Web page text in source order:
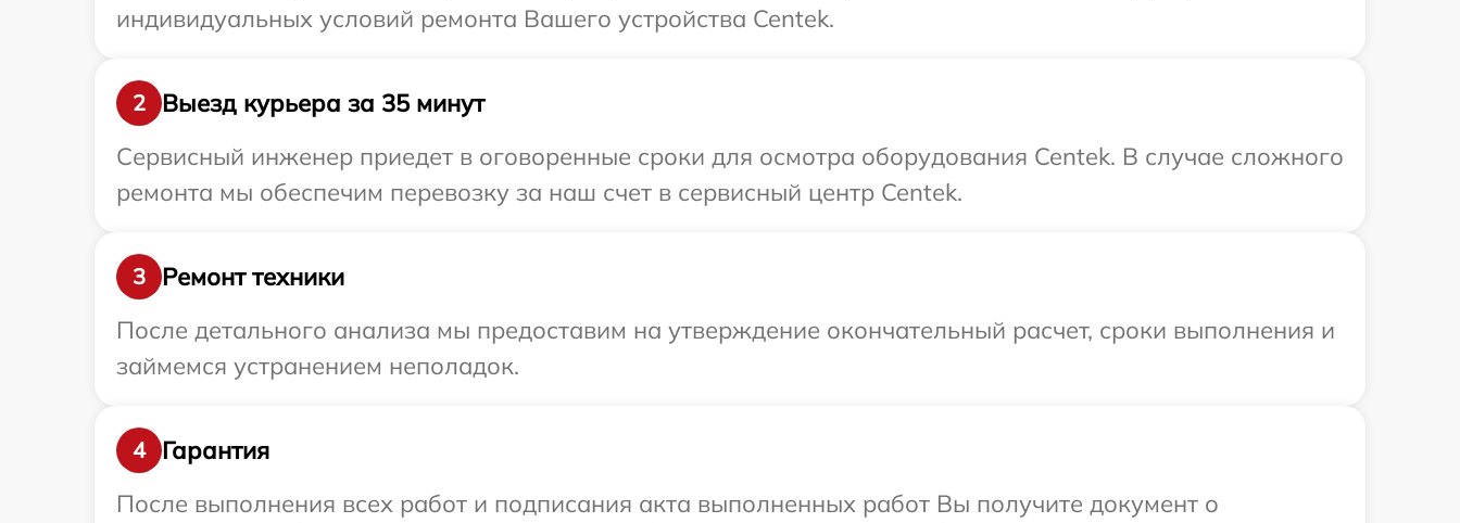
индивидуальных условий ремонта Вашего устройства Centek.
2
Выезд курьера за 35 минут
Сервисный инженер приедет в оговоренные сроки для осмотра оборудования Centek. В случае сложного
ремонта мы обеспечим перевозку за наш счет в сервисный центр Centek.
3
Ремонт техники
После детального анализа мы предоставим на утверждение окончательный расчет, сроки выполнения и
займемся устранением неполадок.
4
Гарантия
После выполнения всех работ и подписания акта выполненных работ Вы получите документ о